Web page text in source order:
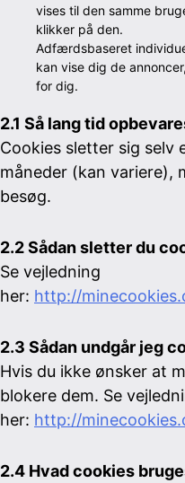
vises til den samme
klikker på den.
Adfærdsbaseret
kan vise dig de
for dig.
2.1 Så lang tid
Cookies sletter sig
måneder (kan variere),
besøg.
2.2 Sådan sletter du
Se vejledning
her: http://
2.3 Sådan undgår jeg
Hvis du ikke ønsker at
blokere dem. Se
her: http://
2.4 Hvad cookies